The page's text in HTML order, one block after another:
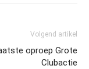
Volgend artikel
oproep Grote
Clubactie